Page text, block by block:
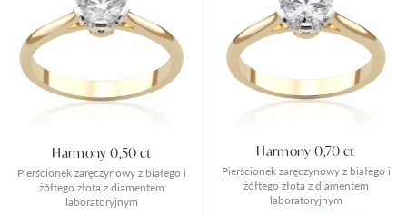
Pierścionek zaręczynowy z białego i
żółtego złota z diamentem
laboratoryjnym
Harmony 0,50 ct
Pierścionek zaręczynowy z białego i
żółtego złota z diamentem
laboratoryjnym
Harmony 0,70 ct